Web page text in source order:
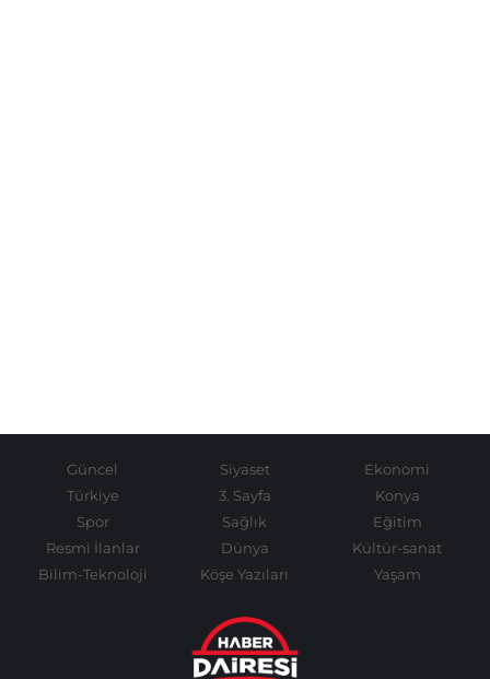
Güncel Siyaset
Ekonomi
Türkiye
3. Sayfa
Konya
Spor
Sağlık
Eğitim
Resmi İlanlar
Dünya
Kültür-sanat
Bilim-Teknoloji
Köşe Yazıları Yaşam